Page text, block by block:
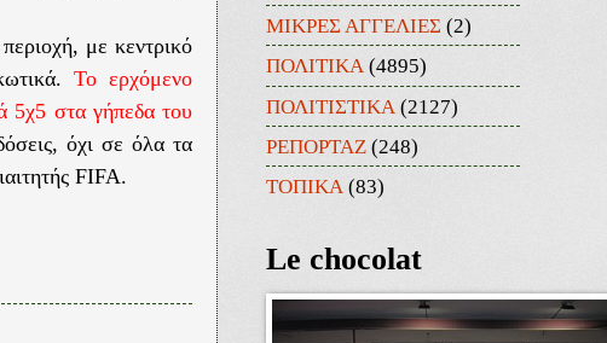
με κεντρικό
Το ερχόμενο
5χ5 στα γήπεδα του
όχι σε όλα τα
FIFA.
ΜΙΚΡΕΣ ΑΓΓΕΛΙΕΣ (2)
ΠΟΛΙΤΙΚΑ (4895)
ΠΟΛΙΤΙΣΤΙΚΑ (2127)
ΡΕΠΟΡΤΑΖ (248)
ΤΟΠΙΚΑ (83)
Le chocolat